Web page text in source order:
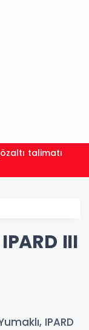
talimatı
III
IPARD